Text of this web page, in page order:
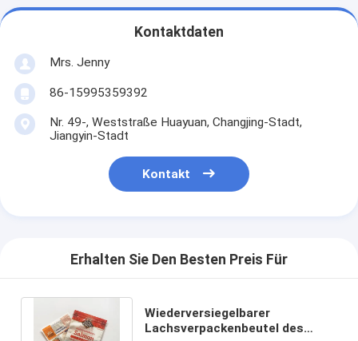
Kontaktdaten
Mrs. Jenny
86-15995359392
Nr. 49-, Weststraße Huayuan, Changjing-Stadt,
Jiangyin-Stadt
Kontakt
Erhalten Sie Den Besten Preis Für
Wiederversiegelbarer
Lachsverpackenbeutel des